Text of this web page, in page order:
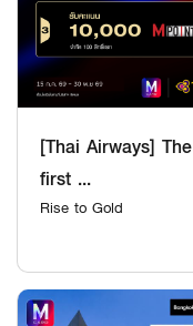
[Thai Airways] The
first ...
Rise to Gold